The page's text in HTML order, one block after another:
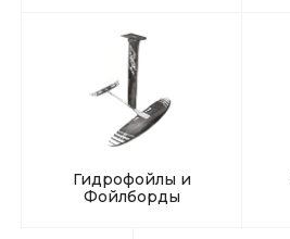
Гидрофойлы и
Фойлборды